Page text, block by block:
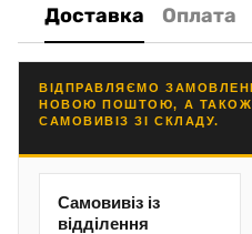
Доставка Оплата
ВІДПРАВЛЯЄМО
НОВОЮ ПОШТОЮ, А
САМОВИВІЗ ЗІ СКЛАДУ.
Самовивіз із
відділення